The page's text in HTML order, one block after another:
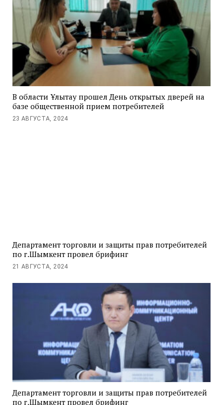
В области Ұлытау прошел День открытых дверей на
базе общественной прием потребителей
23 АВГУСТА, 2024
Департамент торговли и защиты прав потребителей
по г.Шымкент провел брифинг
21 АВГУСТА, 2024
Департамент торговли и защиты прав потребителей
по г.Шымкент провел брифинг